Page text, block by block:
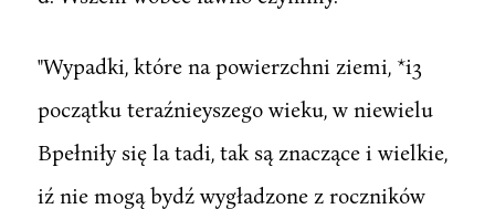
"Wypadki, które na powierzchni ziemi, *i3
początku teraźnieyszego wieku, w niewielu
Bpełniły się la tadi, tak są znaczące i wielkie,
iź nie mogą bydź wygładzone z roczników